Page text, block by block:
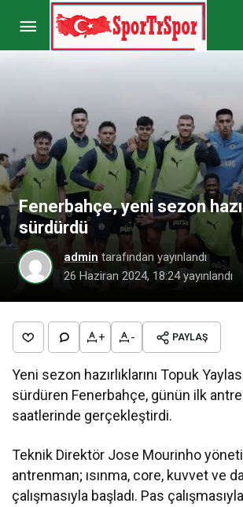
Fenerbahçe, yeni sezon
sürdürdü
admin tarafından yayınlandı
26 Haziran 2024, 18:24yayınlandı
+ - PAYLAŞ
Yeni sezon hazırlıklarını Topuk
sürdüren Fenerbahçe, günün ilk
saatlerinde gerçekleştirdi.
Teknik Direktör Jose Mourinho
antrenman; ısınma, core, kuvvet ve
çalışmasıyla başladı. Pas
Göztepe, Isaac Solet’i açıkladı